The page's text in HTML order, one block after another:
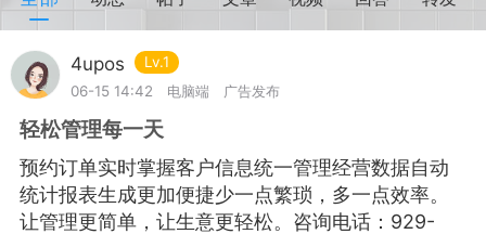
每日任务
华人资讯
阅读洛杉矶新闻
华人论坛
加入社区交流
4upos
Lv.1
06-15 14:42
电脑端 广告发布
轻松管理每一天
预约订单实时掌握客户信息统一管理经营数据自动
统计报表生成更加便捷少一点繁琐，多一点效率。
让管理更简单，让生意更轻松。咨询电话：929-